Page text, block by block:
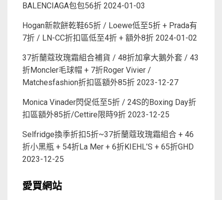
BALENCIAGA包包56折 2024-01-03
Hogan新款餅乾鞋65折 / Loewe低至5折 + Prada有
7折 / LN-CC折扣區低至4折 + 額外8折 2024-01-02
37折蘭蔻玫瑰霜組合補貨 / 48折加拿大鵝外套 / 43
折Moncler毛球帽 + 7折Roger Vivier /
Matchesfashion折扣區額外85折 2023-12-27
Monica Vinader閃促低至5折 / 24S的Boxing Day折
扣區額外85折/Cettire限時9折 2023-12-25
Selfridge換季折扣5折~37折蘭蔻玫瑰霜組合 + 46
折小黑瓶 + 54折La Mer + 6折KIEHL’S + 65折GHD
2023-12-25
愛買網站